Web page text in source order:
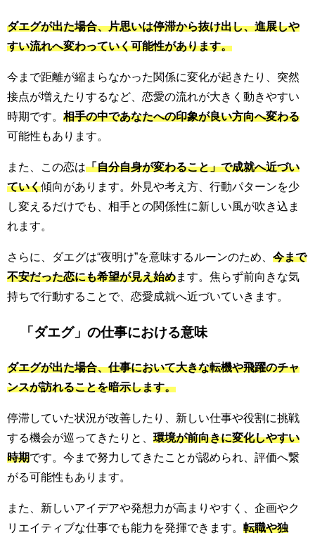
ダエグが出た場合、片思いは停滞から抜け出し、進展しや
すい流れへ変わっていく可能性があります。
今まで距離が縮まらなかった関係に変化が起きたり、突然
接点が増えたりするなど、恋愛の流れが大きく動きやすい
時期です。 相手の中であなたへの印象が良い方向へ変わる
可能性もあります。
また、この恋は「自分自身が変わること」で成就へ近づい
ていく傾向があります。外見や考え方、行動パターンを少
し変えるだけでも、相手との関係性に新しい風が吹き込ま
れます。
さらに、ダエグは“夜明け”を意味するルーンのため、 今まで
不安だった恋にも希望が見え始めます。焦らず前向きな気
持ちで行動することで、恋愛成就へ近づいていきます。
「ダエグ」の仕事における意味
ダエグが出た場合、仕事において大きな転機や飛躍のチャ
ンスが訪れることを暗示します。
停滞していた状況が改善したり、新しい仕事や役割に挑戦
する機会が巡ってきたりと、 環境が前向きに変化しやすい
時期です。今まで努力してきたことが認められ、評価へ繋
がる可能性もあります。
また、新しいアイデアや発想力が高まりやすく、企画やク
リエイティブな仕事でも能力を発揮できます。 転職や独